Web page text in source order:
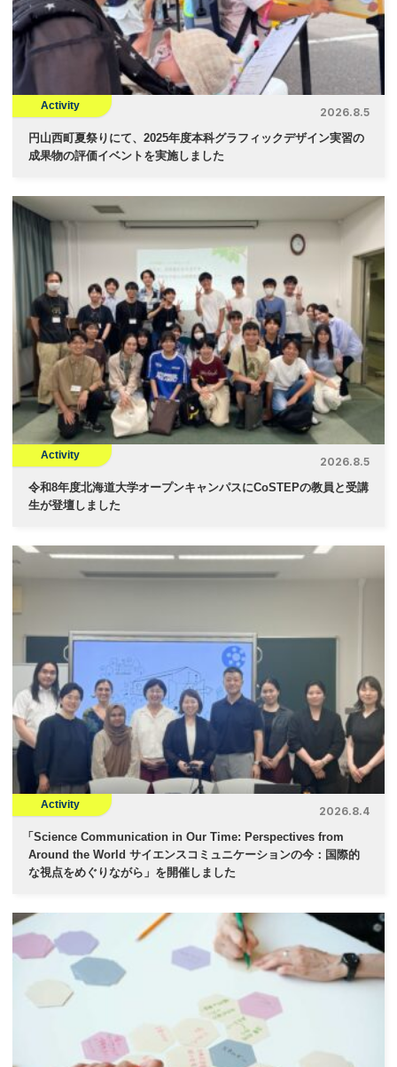
ョ
ン
Activity
2026.8.5
円山西町夏祭りにて、2025年度本科グラフィックデザイン実習の
成果物の評価イベントを実施しました
Activity
2026.8.5
令和8年度北海道大学オープンキャンパスにCoSTEPの教員と受講
生が登壇しました
Activity
2026.8.4
「 Science Communication in Our Time: Perspectives from
Around the World サイエンスコミュニケーションの今：国際的
な視点をめぐりながら」を開催しました